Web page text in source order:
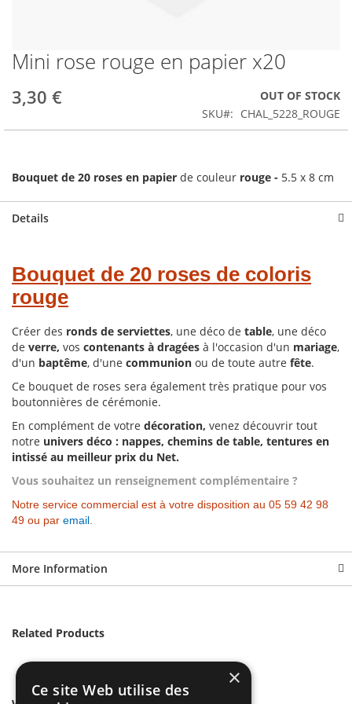
Skip
to
the
beginning
Mini rose rouge en papier x20
3,30 €
OUT OF STOCK
SKU
CHAL_5228_ROUGE
Bouquet de 20 roses en papier de couleur rouge - 5.5 x 8 cm
Details
Bouquet de 20 roses de coloris
rouge
Créer des ronds de serviettes, une déco de table, une déco
de verre, vos contenants à dragées à l'occasion d'un mariage,
d'un baptême, d'une communion ou de toute autre fête.
Ce bouquet de roses sera également très pratique pour vos
boutonnières de cérémonie.
En complément de votre décoration, venez découvrir tout
notre univers déco : nappes, chemins de table, tentures en
intissé au meilleur prix du Net.
Vous souhaitez un renseignement complémentaire ?
Notre service commercial est à votre disposition au 05 59 42 98
49 ou par email.
More Information
Related Products
×
Ce site Web utilise des